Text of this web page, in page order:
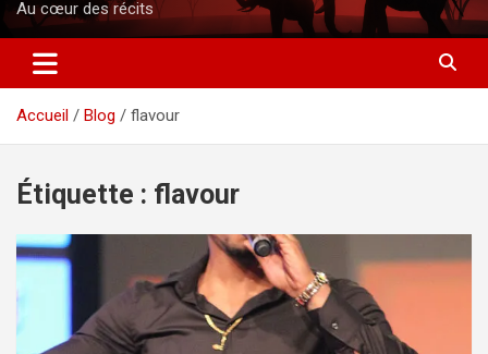
Au cœur des récits
Accueil Blog flavour
Étiquette : flavour